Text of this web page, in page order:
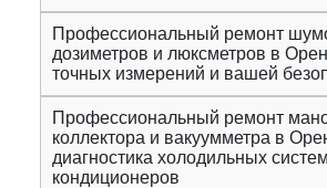
Профессиональный ремонт
дозиметров и люксметров в
точных измерений и вашей
Профессиональный ремонт
коллектора и вакуумметра в
диагностика холодильных
кондиционеров